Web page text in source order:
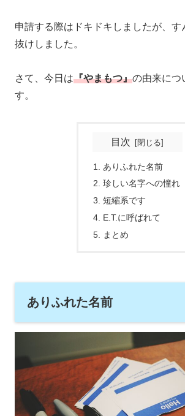
申請する際はドキドキしましたが、す
抜けしました。
さて、今日は『やまもつ』の由来につ
す。
目次
ありふれた名前
珍しい名字への憧れ
短縮系です
E.T.に呼ばれて
まとめ
ありふれた名前